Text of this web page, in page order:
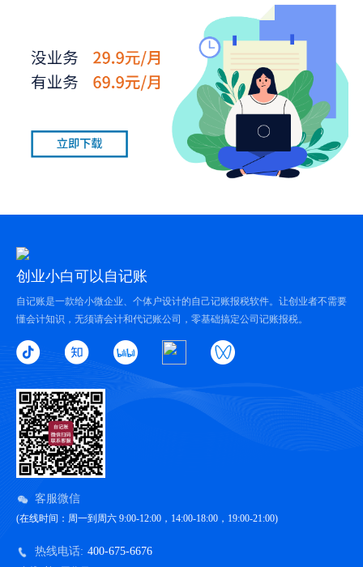
创业小白可以自记账
自记账是一款给小微企业、个体户设计的自己记账报税软件。让创业者不需要
懂会计知识，无须请会计和代记账公司，零基础搞定公司记账报税。
客服微信
(在线时间：周一到周六 9:00-12:00，14:00-18:00，19:00-21:00)
热线电话: 400-675-6676